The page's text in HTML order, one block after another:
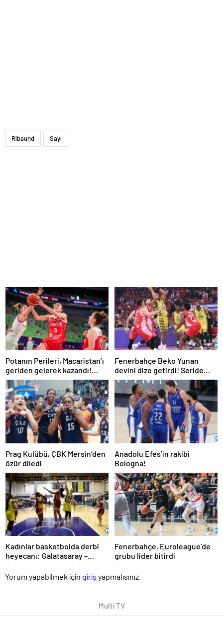
Ribaund Sayı
Potanın Perileri, Macaristan’ı
geriden gelerek kazandı!
(Macaristan 68-69 Türkiye)
Fenerbahçe Beko Yunan
devini dize getirdi! Seride
durumu eşitledi
Prag Kulübü, ÇBK Mersin’den
özür diledi
Anadolu Efes’in rakibi
Bologna!
Kadınlar basketbolda derbi
heyecanı: Galatasaray –
Fenerbahçe, Euroleague’de
grubu lider bitirdi
Yorum yapabilmek için giriş yapmalısınız.
Multi TV